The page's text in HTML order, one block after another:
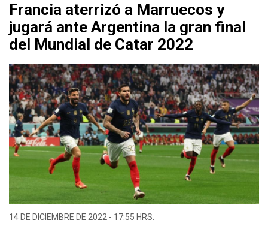
Francia aterrizó a Marruecos y
jugará ante Argentina la gran final
del Mundial de Catar 2022
14 DE DICIEMBRE DE 2022 - 17:55 HRS.